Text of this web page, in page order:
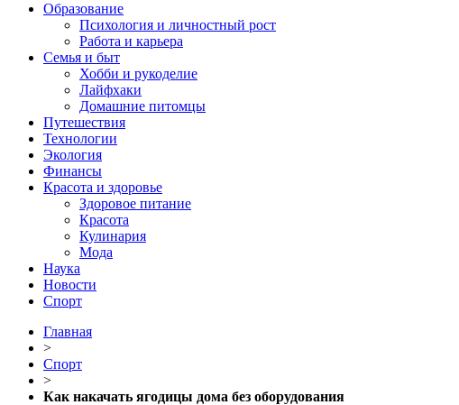
Образование
Психология и личностный рост
Работа и карьера
Семья и быт
Хобби и рукоделие
Лайфхаки
Домашние питомцы
Путешествия
Технологии
Экология
Финансы
Красота и здоровье
Здоровое питание
Красота
Кулинария
Мода
Наука
Новости
Спорт
Главная
>
Спорт
>
Как накачать ягодицы дома без оборудования